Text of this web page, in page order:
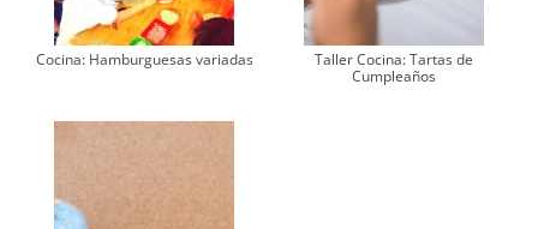
Cocina: Hamburguesas variadas
Taller Cocina: Tartas de
Cumpleaños